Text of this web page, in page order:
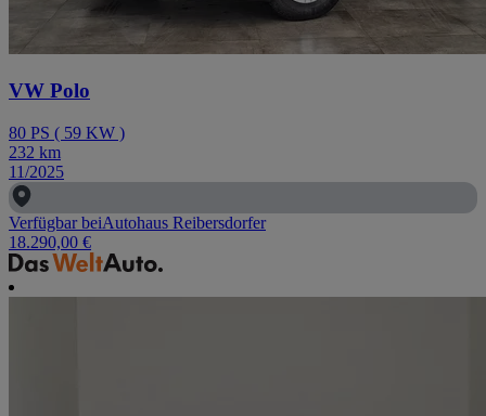
VW Polo
80 PS ( 59 KW )
232 km
11/2025
Verfügbar beiAutohaus Reibersdorfer
18.290,00 €